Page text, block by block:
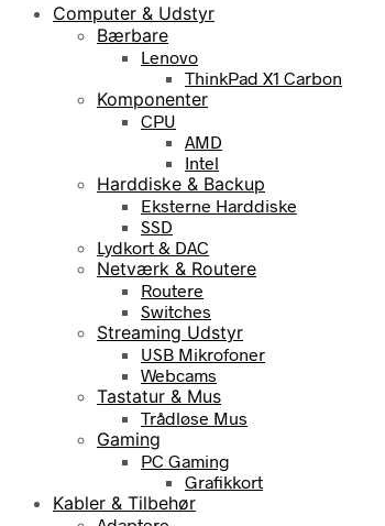
Computer & Udstyr
Bærbare
Lenovo
ThinkPad X1 Carbon
Komponenter
CPU
AMD
Intel
Harddiske & Backup
Eksterne Harddiske
SSD
Lydkort & DAC
Netværk & Routere
Routere
Switches
Streaming Udstyr
USB Mikrofoner
Webcams
Tastatur & Mus
Trådløse Mus
Gaming
PC Gaming
Grafikkort
Kabler & Tilbehør